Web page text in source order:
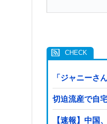
「ジャニーさ
切迫流産で自
【速報】中国